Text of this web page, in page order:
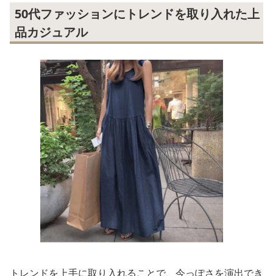
50代ファッションにトレンドを取り入れた上
品カジュアル
トレンドを上手に取り入れることで、今っぽさを演出でき